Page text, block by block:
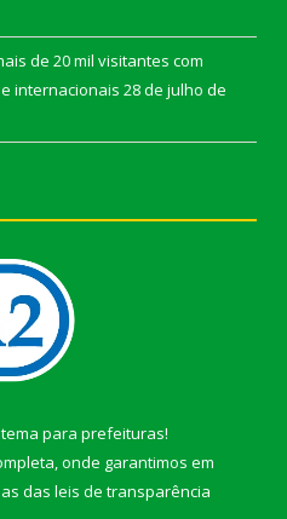
de 20 mil visitantes com
internacionais 28 de julho de
para prefeituras!
onde garantimos em
das leis de transparência